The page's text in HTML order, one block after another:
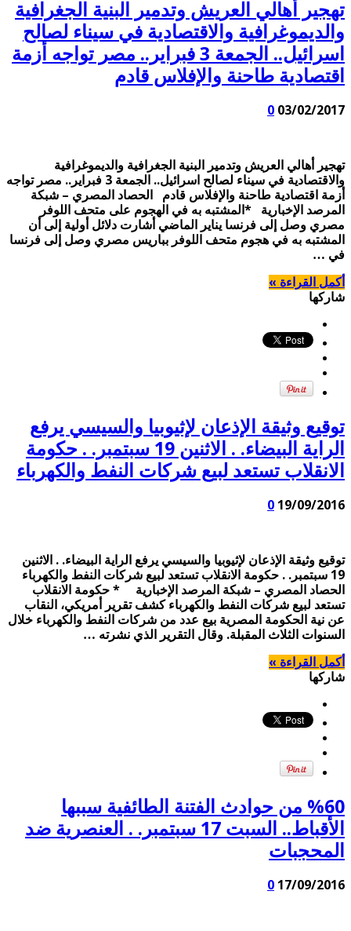
تهجير أهالي العريش وتدمير البنية الجغرافية
والديموغرافية والاقتصادية في سيناء لصالح
اسرائيل.. الجمعة 3 فبراير.. مصر تواجه أزمة
اقتصادية طاحنة والإفلاس قادم
03/02/2017
0
تهجير أهالي العريش وتدمير البنية الجغرافية والديموغرافية
والاقتصادية في سيناء لصالح اسرائيل.. الجمعة 3 فبراير.. مصر تواجه
أزمة اقتصادية طاحنة والإفلاس قادم الحصاد المصري – شبكة
المرصد الإخبارية *المشتبه به في الهجوم على متحف اللوفر
مصري وصل إلى فرنسا يناير الماضي أشارت دلائل أولية إلى أن
المشتبه به في هجوم متحف اللوفر بباريس مصري وصل إلى فرنسا
في …
أكمل القراءة »
شاركها
توقيع وثيقة الإذعان لإثيوبيا والسيسي يرفع
الراية البيضاء. . الاثنين 19 سبتمبر. . حكومة
الانقلاب تستعد لبيع شركات النفط والكهرباء
19/09/2016
0
توقيع وثيقة الإذعان لإثيوبيا والسيسي يرفع الراية البيضاء. . الاثنين
19 سبتمبر. . حكومة الانقلاب تستعد لبيع شركات النفط والكهرباء
الحصاد المصري – شبكة المرصد الإخبارية * حكومة الانقلاب
تستعد لبيع شركات النفط والكهرباء كشف تقرير أمريكي، النقاب
عن نية الحكومة المصرية بيع عدد من شركات النفط والكهرباء خلال
السنوات الثلاث المقبلة. وقال التقرير الذي نشرته …
أكمل القراءة »
شاركها
%60 من حوادث الفتنة الطائفية سببها
الأقباط.. السبت 17 سبتمبر. . العنصرية ضد
المحجبات
17/09/2016
0